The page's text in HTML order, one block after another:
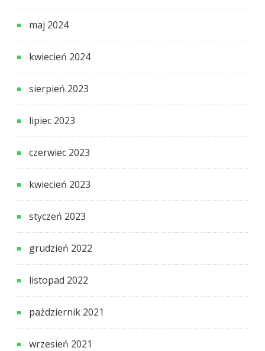
maj 2024
kwiecień 2024
sierpień 2023
lipiec 2023
czerwiec 2023
kwiecień 2023
styczeń 2023
grudzień 2022
listopad 2022
październik 2021
wrzesień 2021